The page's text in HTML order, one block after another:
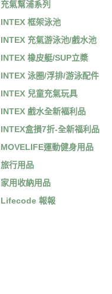
充氣幫浦系列
INTEX 框架泳池
INTEX 充氣游泳池/戲水池
INTEX 橡皮艇/SUP立槳
INTEX 泳圈/浮排/游泳配件
INTEX 兒童充氣玩具
INTEX 戲水全新褔利品
INTEX盒損7折-全新福利品
MOVELIFE運動健身用品
旅行用品
家用收納用品
Lifecode 報報